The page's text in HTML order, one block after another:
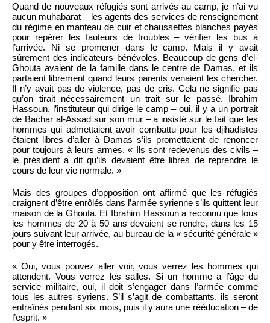
Quand de nouveaux réfugiés sont arrivés au camp, je n’ai vu
aucun muhabarat – les agents des services de renseignement
du régime en manteau de cuir et chaussettes blanches payés
pour repérer les fauteurs de troubles – vérifier les bus à
l’arrivée. Ni se promener dans le camp. Mais il y avait
sûrement des indicateurs bénévoles. Beaucoup de gens d’el-
Ghouta avaient de la famille dans le centre de Damas, et ils
partaient librement quand leurs parents venaient les chercher.
Il n’y avait pas de violence, pas de cris. Cela ne signifie pas
qu’on tirait nécessairement un trait sur le passé. Ibrahim
Hassoun, l’instituteur qui dirige le camp – oui, il y a un portrait
de Bachar al-Assad sur son mur – a insisté sur le fait que les
hommes qui admettaient avoir combattu pour les djihadistes
étaient libres d’aller à Damas s’ils promettaient de renoncer
pour toujours à leurs armes. « Ils sont redevenus des civils –
le président a dit qu’ils devaient être libres de reprendre le
cours de leur vie normale. »
Mais des groupes d’opposition ont affirmé que les réfugiés
craignent d’être enrôlés dans l’armée syrienne s’ils quittent leur
maison de la Ghouta. Et Ibrahim Hassoun a reconnu que tous
les hommes de 20 à 50 ans devaient se rendre, dans les 15
jours suivant leur arrivée, au bureau de la « sécurité générale »
pour y être interrogés.
« Oui, vous pouvez aller voir, vous verrez les hommes qui
attendent. Vous verrez les salles. Si un homme a l’âge du
service militaire, oui, il doit s’engager dans l’armée comme
tous les autres syriens. S’il s’agit de combattants, ils seront
entraînés pendant six mois, puis il y aura une rééducation – de
l’esprit. »